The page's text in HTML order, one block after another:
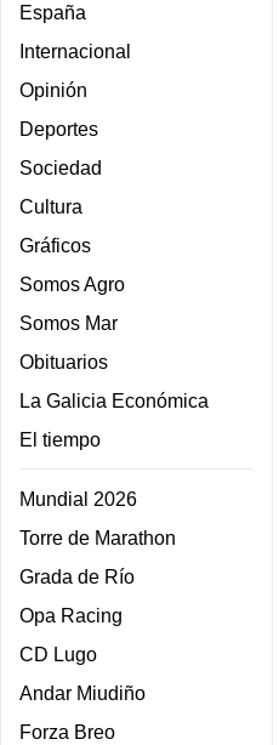
España
Internacional
Opinión
Deportes
Sociedad
Cultura
Gráficos
Somos Agro
Somos Mar
Obituarios
La Galicia Económica
El tiempo
Mundial 2026
Torre de Marathon
Grada de Río
Opa Racing
CD Lugo
Andar Miudiño
Forza Breo